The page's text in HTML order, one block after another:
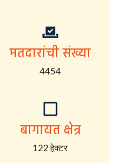
मतदारांची संख्या
4454
बागायत क्षेत्र
122 हेक्टर